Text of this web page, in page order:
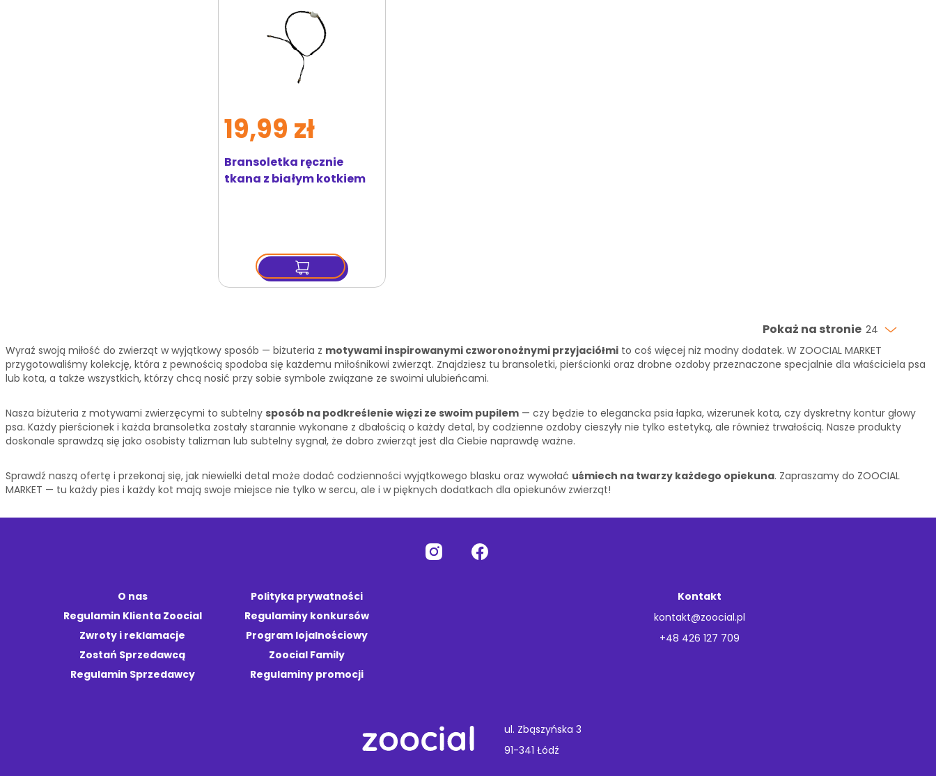
Bransoletka ręcznie
tkana z białym kotkiem
19,99 zł
Pokaż na stronie 24
Wyraź swoją miłość do zwierząt w wyjątkowy sposób — biżuteria z motywami inspirowanymi czworonożnymi przyjaciółmi to coś więcej niż modny dodatek. W ZOOCIAL MARKET
przygotowaliśmy kolekcję, która z pewnością spodoba się każdemu miłośnikowi zwierząt. Znajdziesz tu bransoletki, pierścionki oraz drobne ozdoby przeznaczone specjalnie dla właściciela psa
lub kota, a także wszystkich, którzy chcą nosić przy sobie symbole związane ze swoimi ulubieńcami.
Nasza biżuteria z motywami zwierzęcymi to subtelny sposób na podkreślenie więzi ze swoim pupilem — czy będzie to elegancka psia łapka, wizerunek kota, czy dyskretny kontur głowy
psa. Każdy pierścionek i każda bransoletka zostały starannie wykonane z dbałością o każdy detal, by codzienne ozdoby cieszyły nie tylko estetyką, ale również trwałością. Nasze produkty
doskonale sprawdzą się jako osobisty talizman lub subtelny sygnał, że dobro zwierząt jest dla Ciebie naprawdę ważne.
Sprawdź naszą ofertę i przekonaj się, jak niewielki detal może dodać codzienności wyjątkowego blasku oraz wywołać uśmiech na twarzy każdego opiekuna. Zapraszamy do ZOOCIAL
MARKET — tu każdy pies i każdy kot mają swoje miejsce nie tylko w sercu, ale i w pięknych dodatkach dla opiekunów zwierząt!
O nas
Regulamin Klienta Zoocial
Zwroty i reklamacje
Zostań Sprzedawcą
Regulamin Sprzedawcy
Polityka prywatności
Regulaminy konkursów
Program lojalnościowy
Zoocial Family
Regulaminy promocji
Kontakt
kontakt@zoocial.pl
+48 426 127 709
ul. Zbąszyńska 3
91-341 Łódź